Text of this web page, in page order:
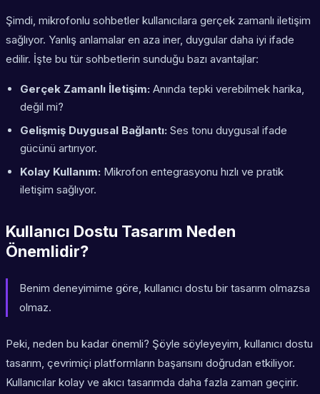
Şimdi, mikrofonlu sohbetler kullanıcılara gerçek zamanlı iletişim
sağlıyor. Yanlış anlamalar en aza iner, duygular daha iyi ifade
edilir. İşte bu tür sohbetlerin sunduğu bazı avantajlar:
Gerçek Zamanlı İletişim: Anında tepki verebilmek harika,
değil mi?
Gelişmiş Duygusal Bağlantı: Ses tonu duygusal ifade
gücünü artırıyor.
Kolay Kullanım: Mikrofon entegrasyonu hızlı ve pratik
iletişim sağlıyor.
Kullanıcı Dostu Tasarım Neden
Önemlidir?
Benim deneyimime göre, kullanıcı dostu bir tasarım olmazsa
olmaz.
Peki, neden bu kadar önemli? Şöyle söyleyeyim, kullanıcı dostu
tasarım, çevrimiçi platformların başarısını doğrudan etkiliyor.
Kullanıcılar kolay ve akıcı tasarımda daha fazla zaman geçirir.